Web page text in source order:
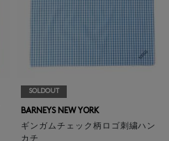
SOLDOUT
BARNEYS NEW YORK
ギンガムチェック柄ロゴ刺繍ハン
カチ